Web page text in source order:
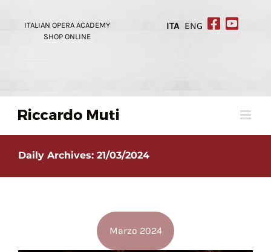
ITALIAN OPERA ACADEMY
SHOP ONLINE
ITA ENG
Daily Archives: 21/03/2024
Marzo 2024